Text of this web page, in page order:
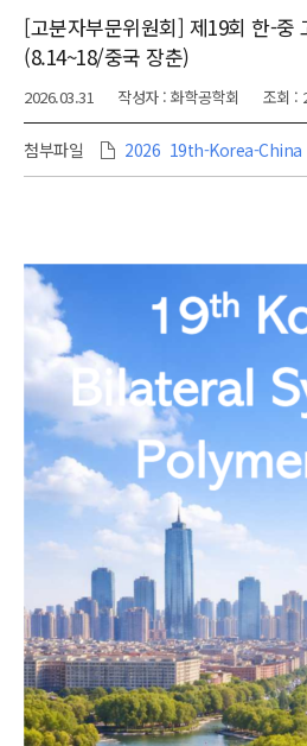
[고분자부문위원회] 제19회 한-중
(8.14~18/중국 장춘)
2026.03.31 작성자 : 화학공학회 조회 :
첨부파일